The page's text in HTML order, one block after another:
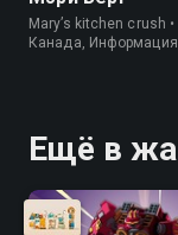
Mary’s kitchen crush
Канада, Информация
Ещё в